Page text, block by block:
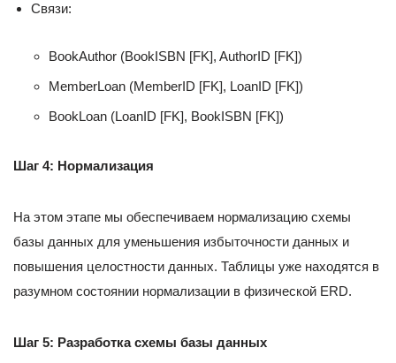
Связи:
BookAuthor (BookISBN [FK], AuthorID [FK])
MemberLoan (MemberID [FK], LoanID [FK])
BookLoan (LoanID [FK], BookISBN [FK])
Шаг 4: Нормализация
На этом этапе мы обеспечиваем нормализацию схемы
базы данных для уменьшения избыточности данных и
повышения целостности данных. Таблицы уже находятся в
разумном состоянии нормализации в физической ERD.
Шаг 5: Разработка схемы базы данных